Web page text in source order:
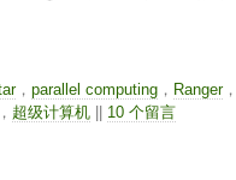
， parallel computing， Ranger
超级计算机|| 10 个留言